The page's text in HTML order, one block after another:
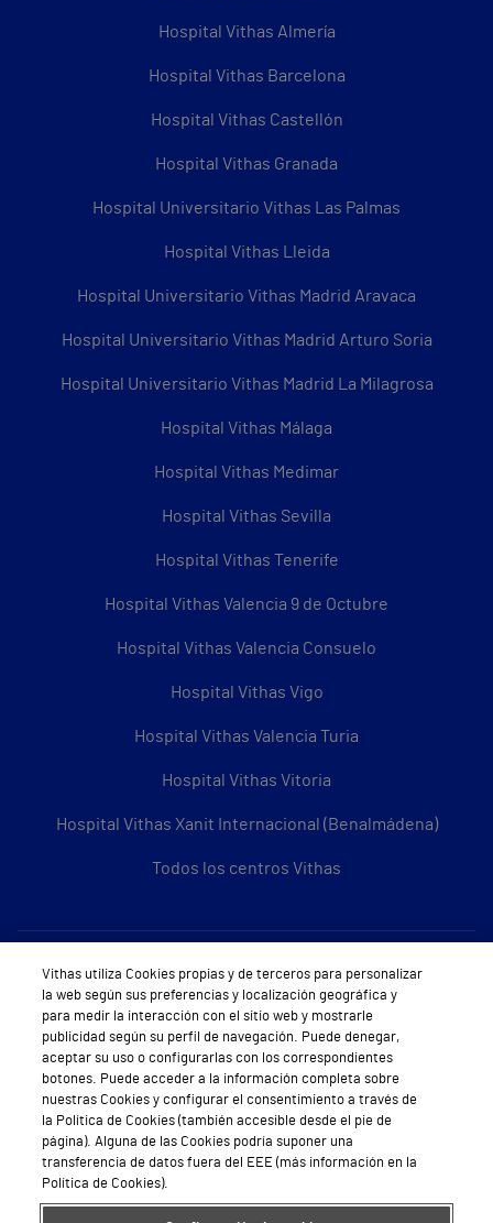
Hospital Vithas Almería
Hospital Vithas Barcelona
Hospital Vithas Castellón
Hospital Vithas Granada
Hospital Universitario Vithas Las Palmas
Hospital Vithas Lleida
Hospital Universitario Vithas Madrid Aravaca
Hospital Universitario Vithas Madrid Arturo Soria
Hospital Universitario Vithas Madrid La Milagrosa
Hospital Vithas Málaga
Hospital Vithas Medimar
Hospital Vithas Sevilla
Hospital Vithas Tenerife
Hospital Vithas Valencia 9 de Octubre
Hospital Vithas Valencia Consuelo
Hospital Vithas Vigo
Hospital Vithas Valencia Turia
Hospital Vithas Vitoria
Hospital Vithas Xanit Internacional (Benalmádena)
Todos los centros Vithas
Sobre Vithas
Quiénes somos
Trabajar en Vithas
Teléfono Cita Médica
Teléfono Atención al Cliente
Política de seguridad y salud en el trabajo
Vithas utiliza Cookies propias y de terceros para personalizar
la web según sus preferencias y localización geográfica y
para medir la interacción con el sitio web y mostrarle
publicidad según su perfil de navegación. Puede denegar,
aceptar su uso o configurarlas con los correspondientes
botones. Puede acceder a la información completa sobre
nuestras Cookies y configurar el consentimiento a través de
la Política de Cookies (también accesible desde el pie de
página). Alguna de las Cookies podría suponer una
transferencia de datos fuera del EEE (más información en la
Política de Cookies).